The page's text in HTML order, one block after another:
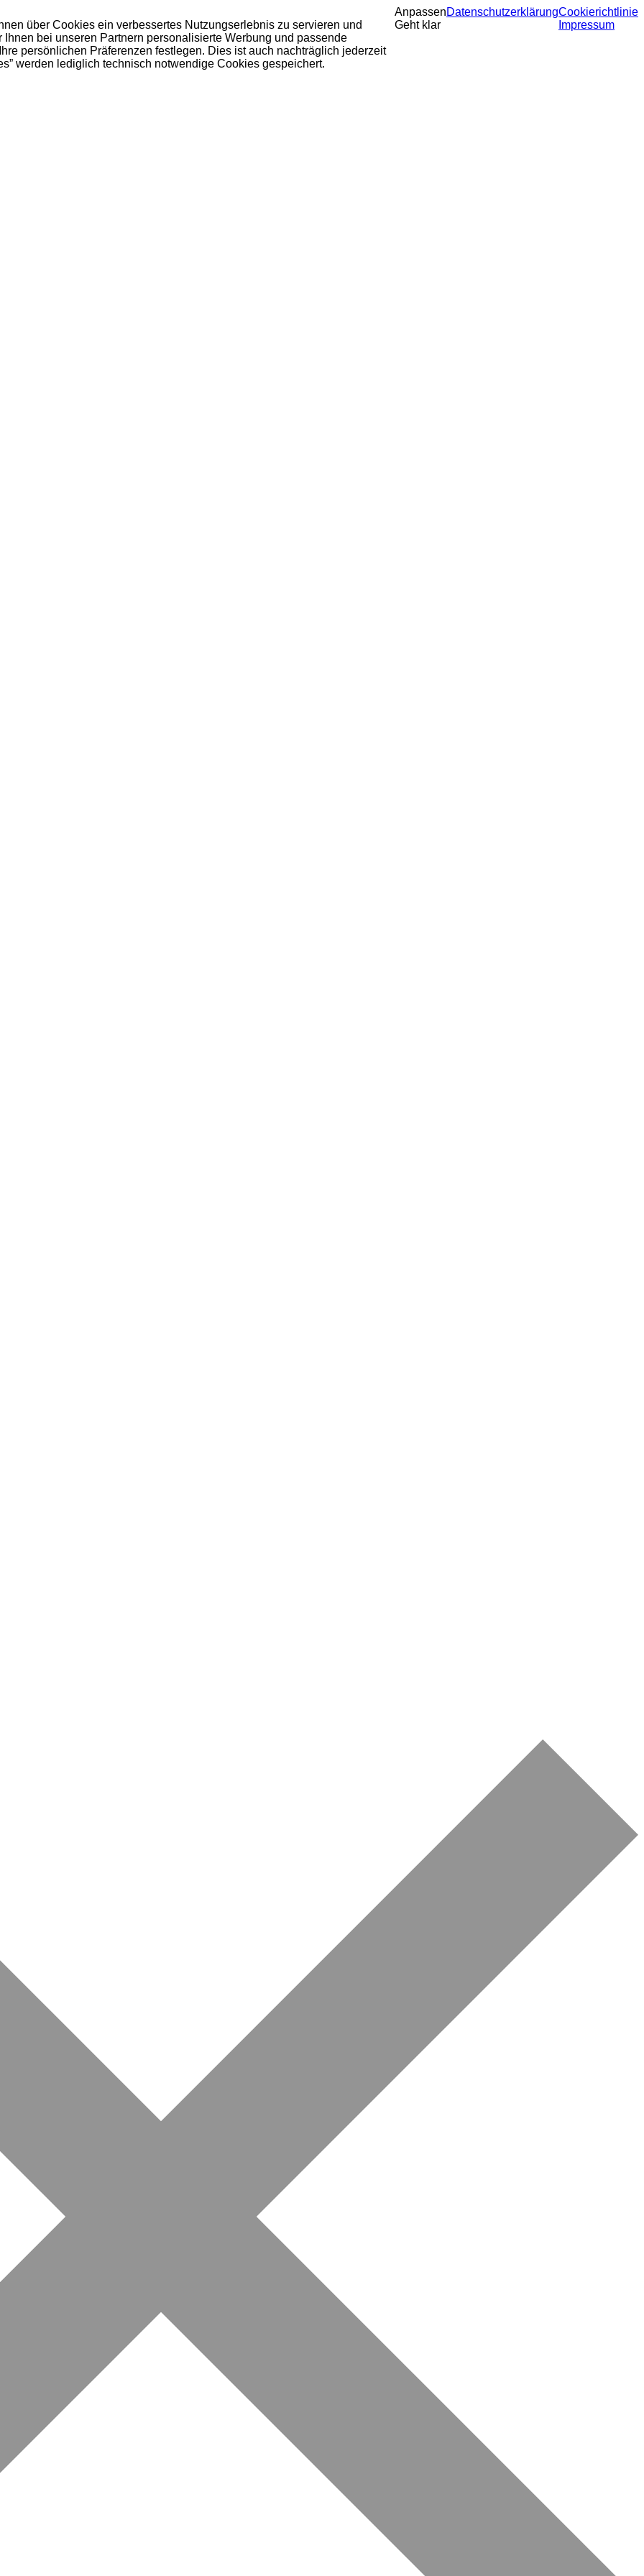
über Cookies ein verbessertes Nutzungserlebnis zu servieren und
bei unseren Partnern personalisierte Werbung und passende
persönlichen Präferenzen festlegen. Dies ist auch nachträglich jederzeit
werden lediglich technisch notwendige Cookies gespeichert.
Anpassen
Geht klar
DatenschutzerklärungCookierichtlinie
Impressum